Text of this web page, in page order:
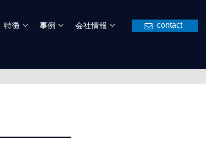
特徴 事例 会社情報 contact